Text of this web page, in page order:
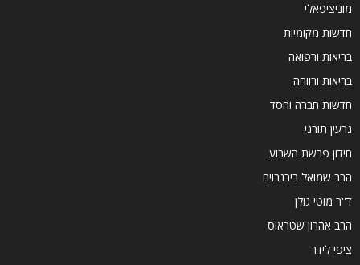
מוניציפאלי
חדשות מקומיות
בריאות ורפואה
בריאות ורווחה
חדשות חברה וחסד
גרעין תורני
חידון פרשת השבוע
הרב שמואל בירנבוים
ד''ר מוטי גולן
הרב אהרון שטראוס
ציפי לידר